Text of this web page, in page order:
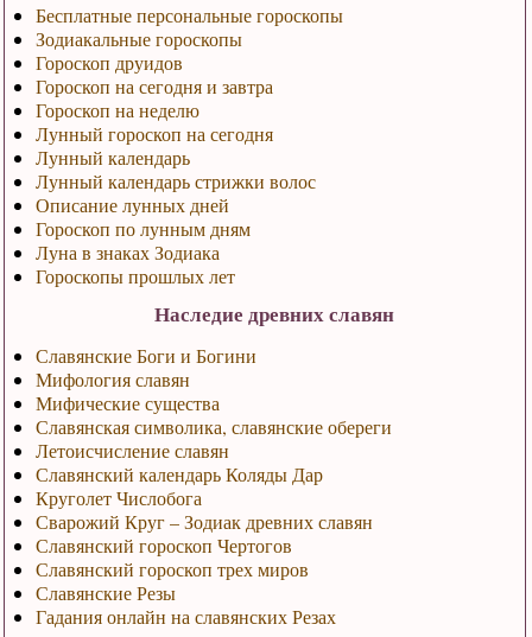
Бесплатные персональные гороскопы
Зодиакальные гороскопы
Гороскоп друидов
Гороскоп на сегодня и завтра
Гороскоп на неделю
Лунный гороскоп на сегодня
Лунный календарь
Лунный календарь стрижки волос
Описание лунных дней
Гороскоп по лунным дням
Луна в знаках Зодиака
Гороскопы прошлых лет
Наследие древних славян
Славянские Боги и Богини
Мифология славян
Мифические существа
Славянская символика, славянские обереги
Летоисчисление славян
Славянский календарь Коляды Дар
Круголет Числобога
Сварожий Круг – Зодиак древних славян
Славянский гороскоп Чертогов
Славянский гороскоп трех миров
Славянские Резы
Гадания онлайн на славянских Резах